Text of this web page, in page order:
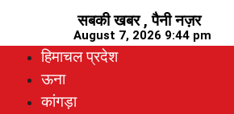
content
सबकी खबर , पैनी नज़र
August 7, 2026 9:44 pm
हिमाचल प्रदेश
ऊना
कांगड़ा